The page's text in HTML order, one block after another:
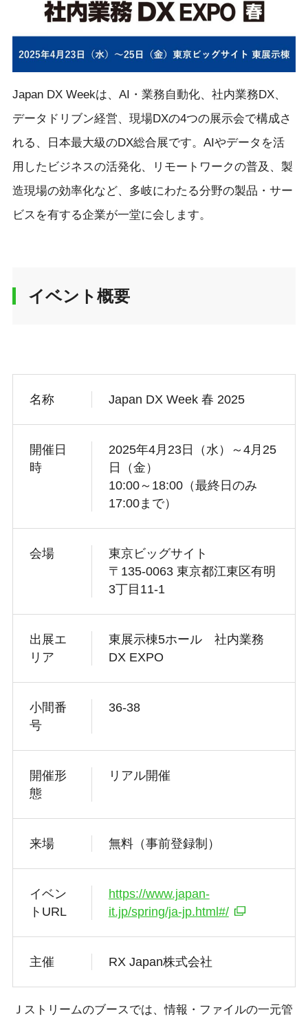
Japan DX Weekは、AI・業務自動化、社内業務DX、
データドリブン経営、現場DXの4つの展示会で構成さ
れる、日本最大級のDX総合展です。AIやデータを活
用したビジネスの活発化、リモートワークの普及、製
造現場の効率化など、多岐にわたる分野の製品・サー
ビスを有する企業が一堂に会します。
イベント概要
名称 Japan DX Week 春 2025
開催日
時
2025年4月23日（水）～4月25
日（金）
10:00～18:00（最終日のみ
17:00まで）
会場
東京ビッグサイト
〒135-0063 東京都江東区有明
3丁目11-1
出展エ
リア
東展示棟5ホール 社内業務
DX EXPO
小間番
号
36-38
開催形
態
リアル開催
来場 無料（事前登録制）
イベン
トURL
https://www.japan-
it.jp/spring/ja-jp.html#/
主催 RX Japan株式会社
Ｊストリームのブースでは、情報・ファイルの一元管